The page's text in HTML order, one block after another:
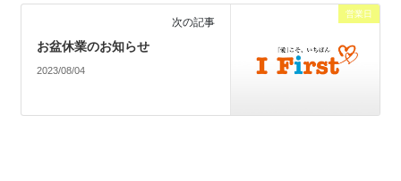
営業日
次の記事
お盆休業のお知らせ
2023/08/04